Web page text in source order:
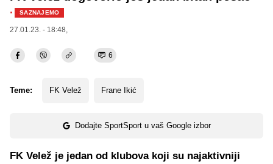
· SAZNAJEMO
27.01.23. - 18:48,
6
Teme: FK Velež Frane Ikić
Dodajte SportSport u vaš Google izbor
FK Velež je jedan od klubova koji su najaktivniji